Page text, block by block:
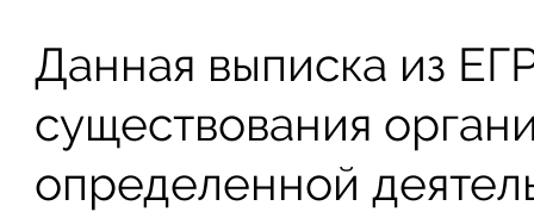
Данная выписка из
существования
определенной